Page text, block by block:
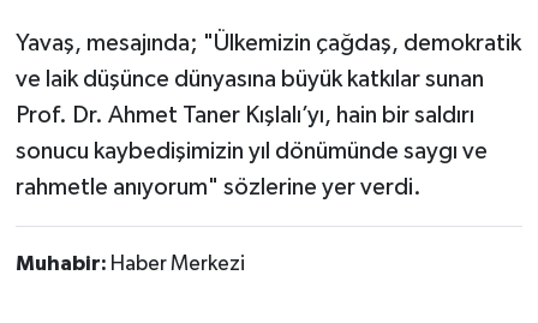
Yavaş, mesajında; "Ülkemizin çağdaş, demokratik
ve laik düşünce dünyasına büyük katkılar sunan
Prof. Dr. Ahmet Taner Kışlalı’yı, hain bir saldırı
sonucu kaybedişimizin yıl dönümünde saygı ve
rahmetle anıyorum" sözlerine yer verdi.
Muhabir: Haber Merkezi